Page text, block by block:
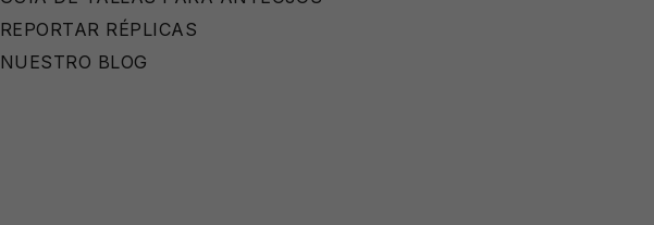
REPORTAR RÉPLICAS
NUESTRO BLOG